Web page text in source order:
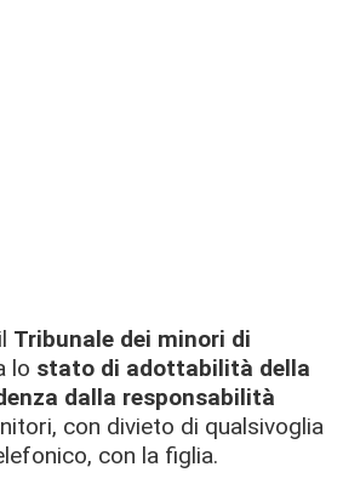
Tribunale dei minori di
lo stato di adottabilità della
dalla responsabilità
con divieto di qualsivoglia
con la figlia.